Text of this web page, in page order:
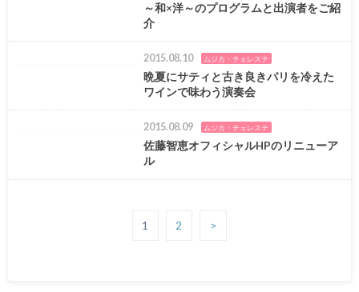
～和×洋～のプログラムと出演者をご紹
介
2015.08.10 ムジカ・チェレステ
晩夏にサティと古き良きパリを冷えた
ワインで味わう演奏会
2015.08.09 ムジカ・チェレステ
佐藤智恵オフィシャルHPのリニューア
ル
1 2 >